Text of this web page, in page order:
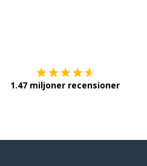
1.47 miljoner recensioner